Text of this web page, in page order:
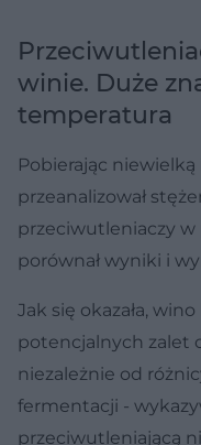
winie. Duże
temperatura
Pobierając niewielką
przeanalizował
przeciwutleniaczy
porównał wyniki i
Jak się okazała,
potencjalnych zalet
niezależnie od
fermentacji -
przeciwutleniającą